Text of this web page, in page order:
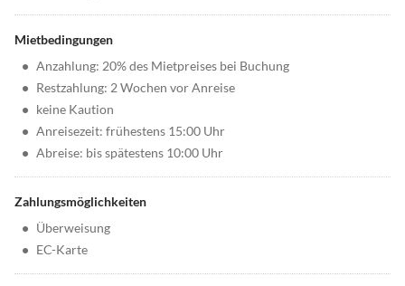
Mietbedingungen
• Anzahlung: 20% des Mietpreises bei Buchung
• Restzahlung: 2 Wochen vor Anreise
• keine Kaution
• Anreisezeit: frühestens 15:00 Uhr
• Abreise: bis spätestens 10:00 Uhr
Zahlungsmöglichkeiten
• Überweisung
• EC-Karte